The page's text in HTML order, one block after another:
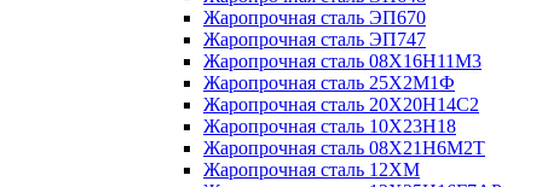
Жаропрочная сталь ЭП670
Жаропрочная сталь ЭП747
Жаропрочная сталь 08Х16Н11М3
Жаропрочная сталь 25Х2М1Ф
Жаропрочная сталь 20Х20Н14С2
Жаропрочная сталь 10Х23Н18
Жаропрочная сталь 08Х21Н6М2Т
Жаропрочная сталь 12ХМ